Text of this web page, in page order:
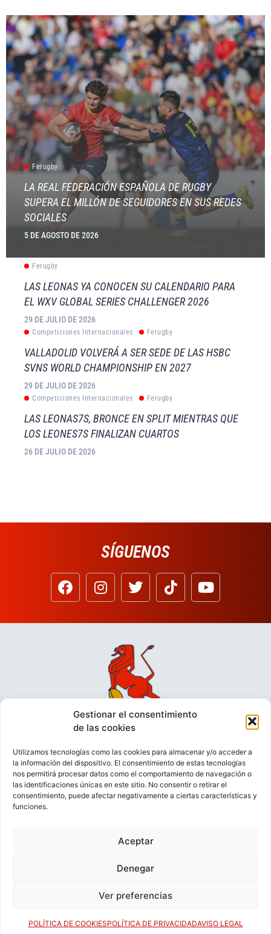
Gestionar el consentimiento
de las cookies
Utilizamos tecnologías como las cookies para almacenar y/o acceder a
la información del dispositivo. El consentimiento de estas tecnologías
nos permitirá procesar datos como el comportamiento de navegación o
las identificaciones únicas en este sitio. No consentir o retirar el
consentimiento, puede afectar negativamente a ciertas características y
funciones.
Aceptar
Denegar
Ver preferencias
POLÍTICA DE COOKIESPOLÍTICA DE PRIVACIDADAVISO LEGAL
Ferugby
LA REAL FEDERACIÓN ESPAÑOLA DE RUGBY
SUPERA EL MILLÓN DE SEGUIDORES EN SUS REDES
SOCIALES
5 DE AGOSTO DE 2026
Ferugby
LAS LEONAS YA CONOCEN SU CALENDARIO PARA
EL WXV GLOBAL SERIES CHALLENGER 2026
29 DE JULIO DE 2026
Competiciones Internacionales Ferugby
VALLADOLID VOLVERÁ A SER SEDE DE LAS HSBC
SVNS WORLD CHAMPIONSHIP EN 2027
29 DE JULIO DE 2026
Competiciones Internacionales Ferugby
LAS LEONAS7S, BRONCE EN SPLIT MIENTRAS QUE
LOS LEONES7S FINALIZAN CUARTOS
26 DE JULIO DE 2026
SÍGUENOS
VIDEOCONFERENCIAS
POLÍTICA DE PRIVACIDAD
CONTACTO
© FEDERACIÓN ESPAÑOLA DE RUGBY 2023.